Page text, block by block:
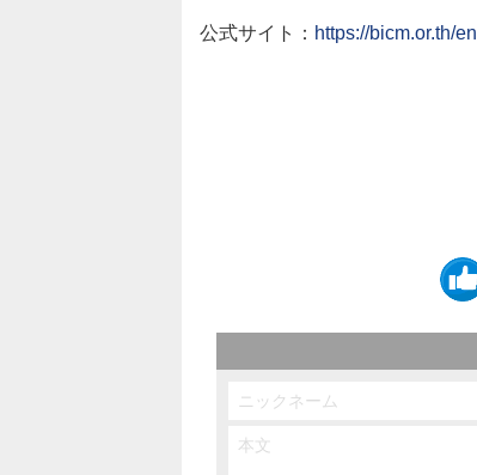
公式サイト： https://bicm.or.th/en